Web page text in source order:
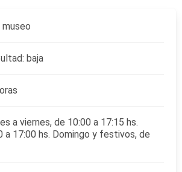
baja
a viernes, de 10:00 a 17:15 hs.
a 17:00 hs. Domingo y festivos, de